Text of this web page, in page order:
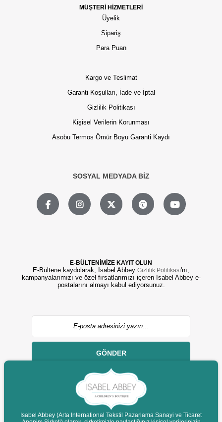
MÜŞTERİ HİZMETLERİ
Üyelik
Sipariş
Para Puan
Kargo ve Teslimat
Garanti Koşulları, İade ve İptal
Gizlilik Politikası
Kişisel Verilerin Korunması
Asobu Termos Ömür Boyu Garanti Kaydı
SOSYAL MEDYADA BİZ
E-BÜLTENİMİZE KAYIT OLUN
E-Bültene kaydolarak, Isabel Abbey Gizlilik Politikası'nı,
kampanyalarımızı ve özel fırsatlarımızı içeren Isabel Abbey e-
postalarını almayı kabul ediyorsunuz.
GÖNDER
Isabel Abbey (Arta International Tekstil Pazarlama Sanayi ve Ticaret